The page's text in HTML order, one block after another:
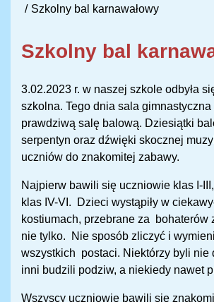
Szkolny bal karnawałowy
Szkolny bal
3.02.2023 r. w naszej szkole odbyła
szkolna. Tego dnia sala gimnastyczna
prawdziwą salę balową. Dziesiątki
serpentyn oraz dźwięki skocznej
uczniów do znakomitej zabawy.
Najpierw bawili się uczniowie klas I-
klas IV-VI. Dzieci wystąpiły w
kostiumach, przebrane za bohaterów
nie tylko. Nie sposób zliczyć i
wszystkich postaci. Niektórzy byli nie
inni budzili podziw, a niekiedy nawet
Wszyscy uczniowie bawili się